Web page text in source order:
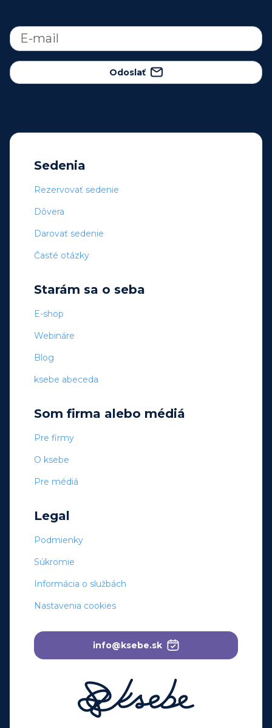
Odoslať
Sedenia
Rezervovať sedenie
Dôvera
Darovať sedenie
Časté otázky
Starám sa o seba
E-shop
Webináre
Blog
ksebe abeceda
Som firma alebo médiá
Pre firmy
O ksebe
Pre médiá
Legal
Podmienky
Súkromie
Informácia o službách
Nastavenia cookies
info@ksebe.sk